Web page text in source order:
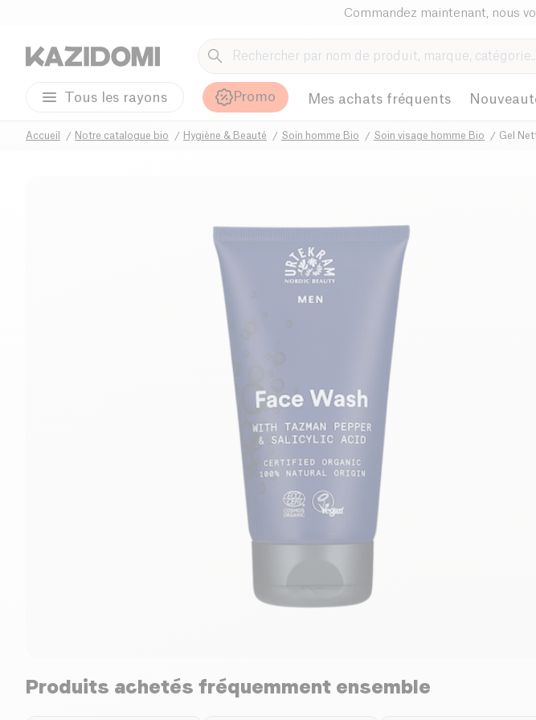
Commandez maintenant, nous
Tous les rayons Promo Mes achats fréquents
Accueil Notre catalogue bio Hygiène & Beauté Soin homme Bio Soin visage homme Bio Gel
Produits achetés fréquemment ensemble